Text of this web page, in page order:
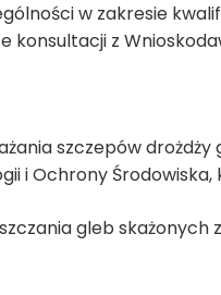
w zakresie
konsultacji z
szczepów
Ochrony Środowiska,
gleb skażonych